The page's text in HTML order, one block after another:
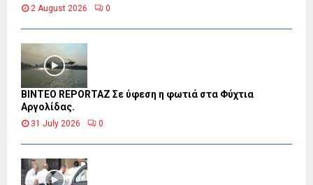
2 August 2026 0
BINTEO REPORTAZ Σε ύφεση η φωτιά στα Φύχτια
Αργολίδας.
31 July 2026 0